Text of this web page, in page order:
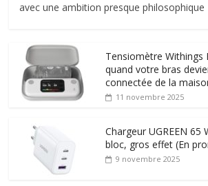
avec une ambition presque philosophique
Tensiomètre Withings
quand votre bras
connectée de la
11 novembre 2025
Chargeur UGREEN 65
bloc, gros effet (En
9 novembre 2025